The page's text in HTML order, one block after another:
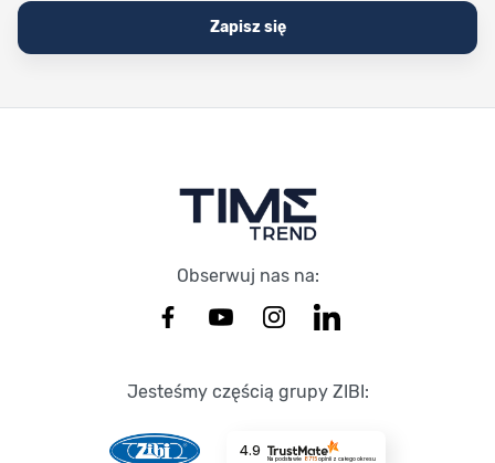
Zapisz się
Obserwuj nas na:
Jesteśmy częścią grupy ZIBI:
4.9
Na podstawie 8715opinii z całego okresu